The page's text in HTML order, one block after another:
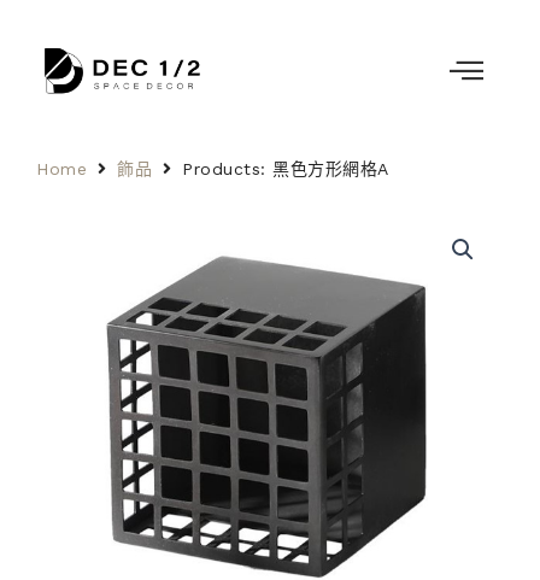
Home 飾品 Products: 黑色方形網格A